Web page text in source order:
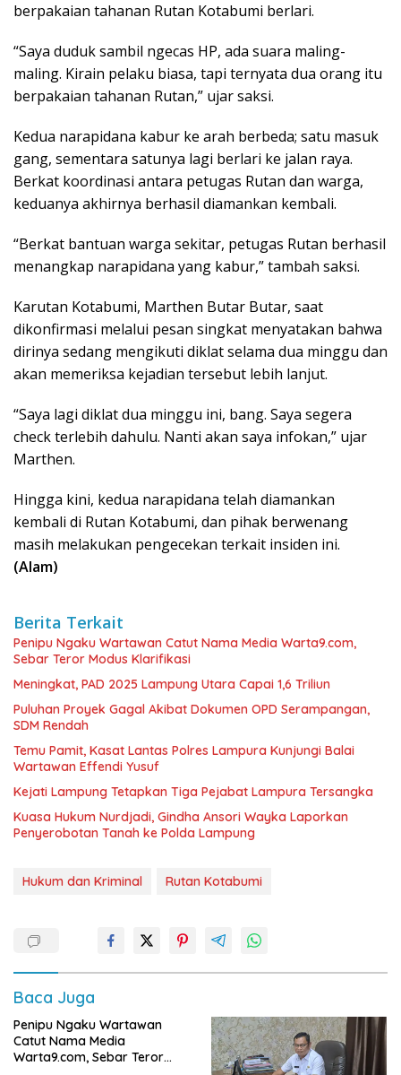
berpakaian tahanan Rutan Kotabumi berlari.
“Saya duduk sambil ngecas HP, ada suara maling-
maling. Kirain pelaku biasa, tapi ternyata dua orang itu
berpakaian tahanan Rutan,” ujar saksi.
Kedua narapidana kabur ke arah berbeda; satu masuk
gang, sementara satunya lagi berlari ke jalan raya.
Berkat koordinasi antara petugas Rutan dan warga,
keduanya akhirnya berhasil diamankan kembali.
“Berkat bantuan warga sekitar, petugas Rutan berhasil
menangkap narapidana yang kabur,” tambah saksi.
Karutan Kotabumi, Marthen Butar Butar, saat
dikonfirmasi melalui pesan singkat menyatakan bahwa
dirinya sedang mengikuti diklat selama dua minggu dan
akan memeriksa kejadian tersebut lebih lanjut.
“Saya lagi diklat dua minggu ini, bang. Saya segera
check terlebih dahulu. Nanti akan saya infokan,” ujar
Marthen.
Hingga kini, kedua narapidana telah diamankan
kembali di Rutan Kotabumi, dan pihak berwenang
masih melakukan pengecekan terkait insiden ini.
(Alam)
Berita Terkait
Penipu Ngaku Wartawan Catut Nama Media Warta9.com,
Sebar Teror Modus Klarifikasi
Meningkat, PAD 2025 Lampung Utara Capai 1,6 Triliun
Puluhan Proyek Gagal Akibat Dokumen OPD Serampangan,
SDM Rendah
Temu Pamit, Kasat Lantas Polres Lampura Kunjungi Balai
Wartawan Effendi Yusuf
Kejati Lampung Tetapkan Tiga Pejabat Lampura Tersangka
Kuasa Hukum Nurdjadi, Gindha Ansori Wayka Laporkan
Penyerobotan Tanah ke Polda Lampung
Hukum dan Kriminal Rutan Kotabumi
Baca Juga
Penipu Ngaku Wartawan
Catut Nama Media
Warta9.com, Sebar Teror